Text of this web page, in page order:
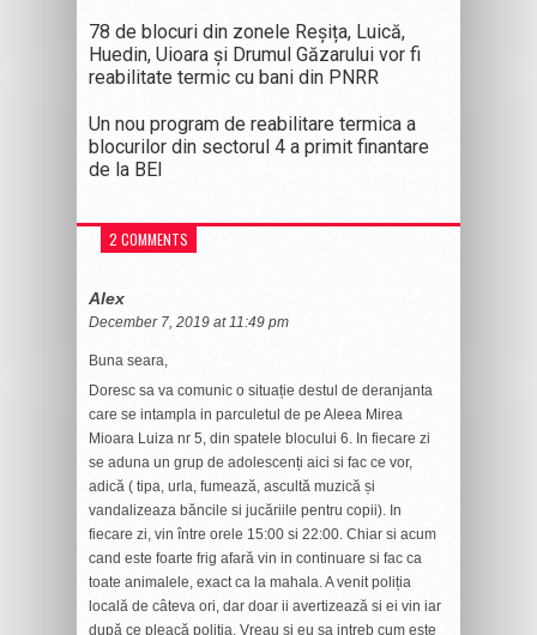
78 de blocuri din zonele Reșița, Luică,
Huedin, Uioara și Drumul Găzarului vor fi
reabilitate termic cu bani din PNRR
Un nou program de reabilitare termica a
blocurilor din sectorul 4 a primit finantare
de la BEI
2 COMMENTS
Alex
December 7, 2019 at 11:49 pm
Buna seara,
Doresc sa va comunic o situație destul de deranjanta
care se intampla in parculetul de pe Aleea Mirea
Mioara Luiza nr 5, din spatele blocului 6. In fiecare zi
se aduna un grup de adolescenți aici si fac ce vor,
adică ( tipa, urla, fumează, ascultă muzică și
vandalizeaza băncile si jucăriile pentru copii). In
fiecare zi, vin între orele 15:00 si 22:00. Chiar si acum
cand este foarte frig afară vin in continuare si fac ca
toate animalele, exact ca la mahala. A venit poliția
locală de câteva ori, dar doar ii avertizează si ei vin iar
după ce pleacă poliția. Vreau si eu sa intreb cum este